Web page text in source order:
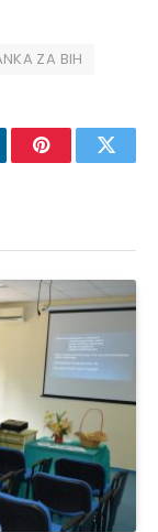
ZA BIH
Pinterest